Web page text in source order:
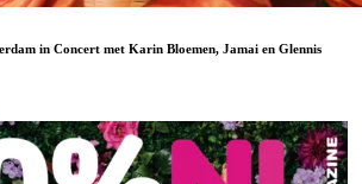
in Concert met Karin Bloemen, Jamai en Glennis